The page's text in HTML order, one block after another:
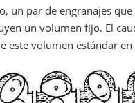
un par de engranajes
un volumen fijo. El
este volumen estándar